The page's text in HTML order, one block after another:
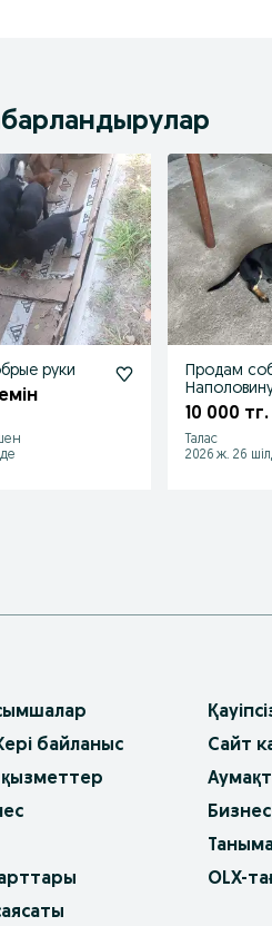
руки
Продам
такса
10 000 тг.
Талас
2026 ж. 26
байланыс
Сайт
OLX-